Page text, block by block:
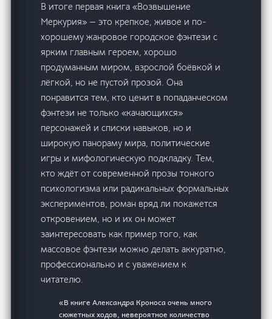
В итоге первая книга «Возвышение
Меркурия» — это крепкое, живое и по-
хорошему жанровое городское фэнтези с
ярким главным героем, хорошо
продуманным миром, взрослой боёвкой и
лёгкой, но не пустой прозой. Она
понравится тем, кто ценит в попаданческом
фэнтези не только «качающихся»
персонажей и списки навыков, но и
широкую панораму мира, политические
игры и мифологическую подкладку. Тем,
кто ждёт от современной прозы тонкого
психологизма или радикальных формальных
экспериментов, роман вряд ли покажется
откровением, но и их он может
заинтересовать как пример того, как
массовое фэнтези можно делать аккуратно,
профессионально и с уважением к
читателю.
«В книге Александра Кроноса очень много
сюжетных ходов, невероятное количество